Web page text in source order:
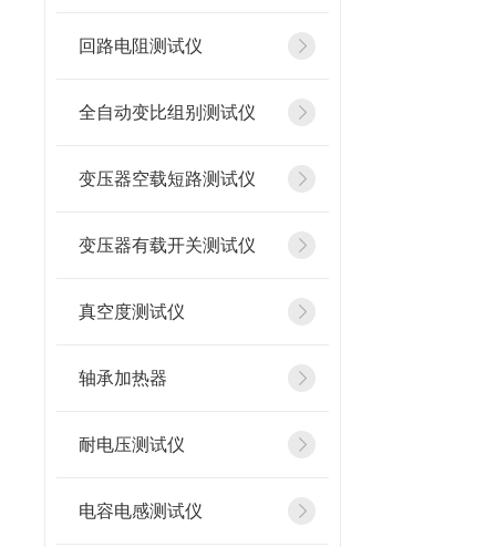
回路电阻测试仪
全自动变比组别测试仪
变压器空载短路测试仪
变压器有载开关测试仪
真空度测试仪
轴承加热器
耐电压测试仪
电容电感测试仪